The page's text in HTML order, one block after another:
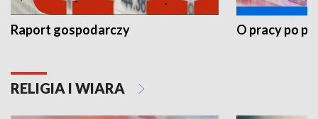
Raport gospodarczy O pracy po
RELIGIA I WIARA